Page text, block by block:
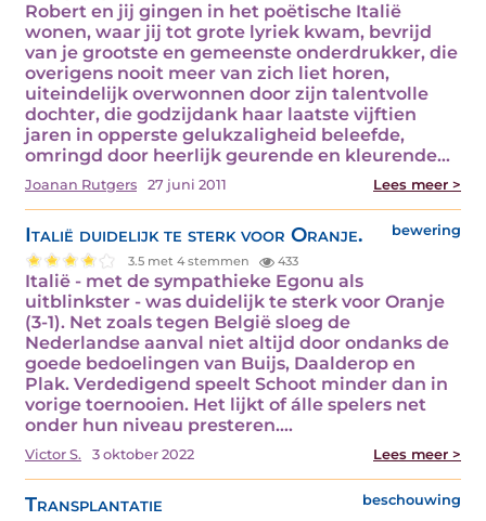
Robert en jij gingen in het poëtische Italië
wonen, waar jij tot grote lyriek kwam, bevrijd
van je grootste en gemeenste onderdrukker, die
overigens nooit meer van zich liet horen,
uiteindelijk overwonnen door zijn talentvolle
dochter, die godzijdank haar laatste vijftien
jaren in opperste gelukzaligheid beleefde,
omringd door heerlijk geurende en kleurende…
Joanan Rutgers 27 juni 2011 Lees meer >
Italië duidelijk te sterk voor Oranje. bewering
3.5 met 4 stemmen 433
Italië - met de sympathieke Egonu als
uitblinkster - was duidelijk te sterk voor Oranje
(3-1). Net zoals tegen België sloeg de
Nederlandse aanval niet altijd door ondanks de
goede bedoelingen van Buijs, Daalderop en
Plak. Verdedigend speelt Schoot minder dan in
vorige toernooien. Het lijkt of álle spelers net
onder hun niveau presteren.…
Victor S. 3 oktober 2022 Lees meer >
Transplantatie beschouwing